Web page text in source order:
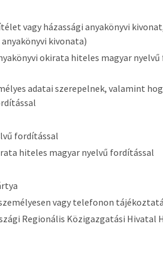
vagy házassági anyakönyvi
kivonata)
okirata hiteles magyar
adatai szerepelnek, valamint
fordítással
hiteles magyar nyelvű fordítással
vagy telefonon
Regionális Közigazgatási Hivatal